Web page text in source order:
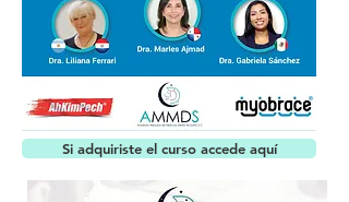
Si adquiriste el curso accede aquí